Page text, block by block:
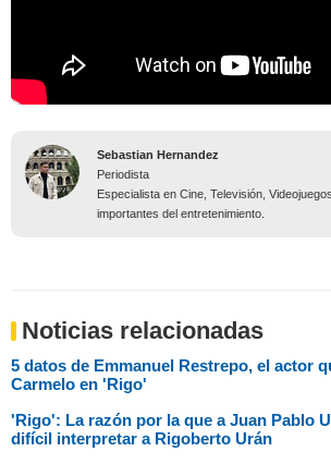
Sebastian Hernandez
Periodista
Especialista en Cine, Televisión,
importantes del entretenimiento.
Noticias relacionadas
5 datos de Emmanuel Restrepo, el actor
Carmelo en 'Rigo'
'Rigo': La razón por la que a Juan Pablo
difícil interpretar a Rigoberto Urán